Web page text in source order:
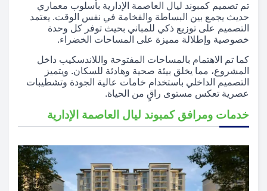
تم تصميم كمبوند ليال العاصمة الإدارية بأسلوب معماري
حديث يجمع بين البساطة والفخامة في نفس الوقت. يعتمد
التصميم على توزيع ذكي للمباني بحيث توفر كل وحدة
خصوصية وإطلالة مميزة على المساحات الخضراء.
كما تم الاهتمام بالمساحات المفتوحة واللاندسكيب داخل
المشروع، مما يخلق بيئة صحية وهادئة للسكان. ويتميز
التصميم الداخلي باستخدام خامات عالية الجودة وتشطيبات
عصرية تعكس مستوى راقٍ من الحياة.
خدمات ومرافق كمبوند ليال العاصمة الإدارية